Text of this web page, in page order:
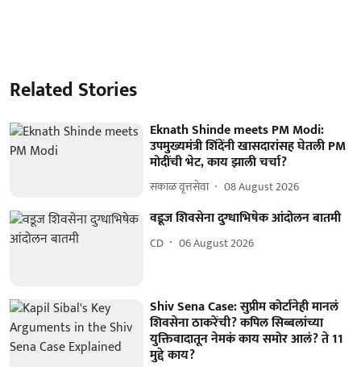
Related Stories
Eknath Shinde meets PM Modi:
उपमुख्यमंत्री शिंदेंनी खासदारांसह घेतली PM
मोदींची भेट, काय झाली चर्चा?
सकाळ वृत्तसेवा 08 August 2026
वडूज शिवसेना दुग्धाभिषेक आंदोलन बातमी
CD 06 August 2026
Shiv Sena Case: सुप्रीम कोर्टानेही मानलं
शिवसेना ठाकरेंची? कपिल सिब्बलांच्या
युक्तिवादातून नेमकं काय समोर आलं? ते 11
मुद्दे काय?